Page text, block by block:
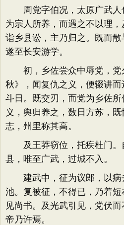
周党字伯况，太原广武人
为宗人所养，而遇之不以理
诣乡县讼，主乃归之。既而散
遂至长安游学。
初，乡佐尝众中辱党，党
秋》，闻复仇之义，便辍讲
斗日。既交刃，而党为乡佐
义，舆归养之，数日方苏，
志，州里称其高。
及王莽窃位，托疾杜门。
县，唯至广武，过城不入。
建武中，征为议郎，以病
池。复被征，不得已，乃着
见尚书。及光武引见，党伏而
帝乃许焉。